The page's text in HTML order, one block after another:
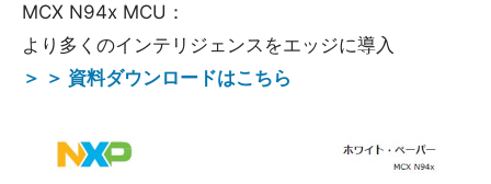
MCX N94x MCU：
より多くのインテリジェンスをエッジに導入
＞ ＞ 資料ダウンロードはこちら